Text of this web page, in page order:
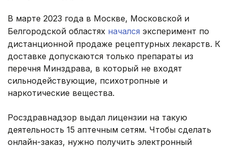
В марте 2023 года в Москве, Московской и
Белгородской областях начался эксперимент по
дистанционной продаже рецептурных лекарств. К
доставке допускаются только препараты из
перечня Минздрава, в который не входят
сильнодействующие, психотропные и
наркотические вещества.
Росздравнадзор выдал лицензии на такую
деятельность 15 аптечным сетям. Чтобы сделать
онлайн-заказ, нужно получить электронный